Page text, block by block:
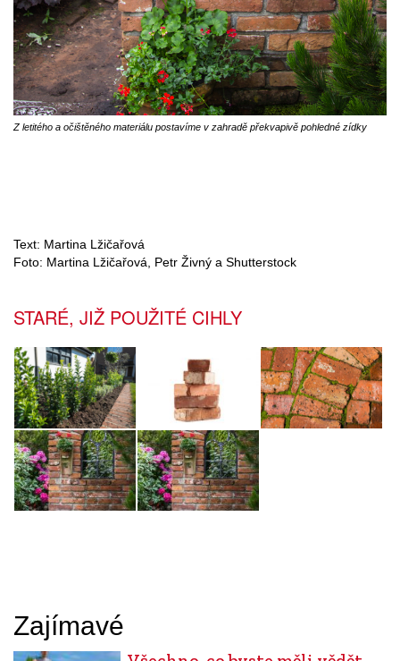
Z letitého a očištěného materiálu postavíme v zahradě překvapivě pohledné zídky
Text: Martina Lžičařová
Foto: Martina Lžičařová, Petr Živný a Shutterstock
STARÉ, JIŽ POUŽITÉ CIHLY
Zajímavé